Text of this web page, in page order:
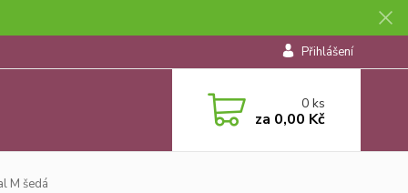
Přihlášení
0ks
za 0,00 Kč
M šedá